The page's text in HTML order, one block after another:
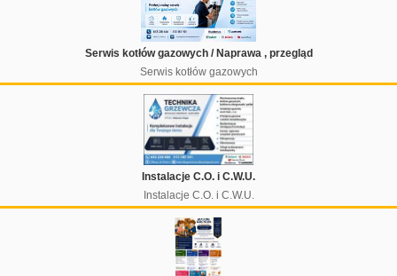
Serwis kotłów gazowych / Naprawa , przegląd
Serwis kotłów gazowych
Instalacje C.O. i C.W.U.
Instalacje C.O. i C.W.U.